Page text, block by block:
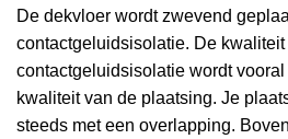
De dekvloer wordt zwevend
contactgeluidsisolatie. De kwaliteit
contactgeluidsisolatie wordt
kwaliteit van de plaatsing. Je
steeds met een overlapping.